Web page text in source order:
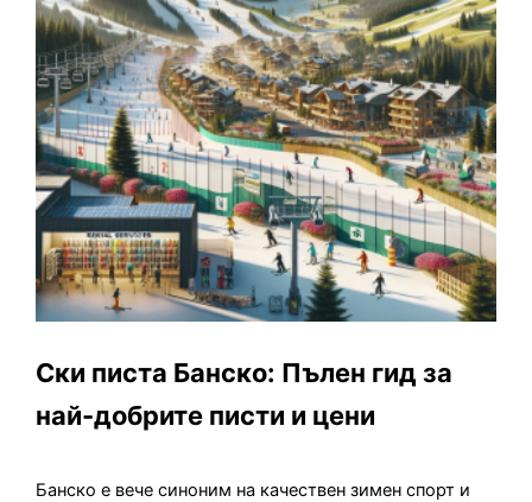
Ски писта Банско: Пълен гид за
най-добрите писти и цени
Банско е вече синоним на качествен зимен спорт и